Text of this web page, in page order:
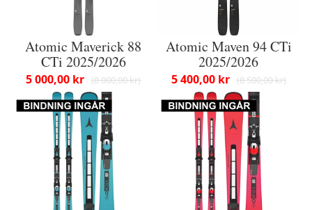
Atomic Maverick 88
CTi 2025/2026
8 000,00 kr
5 000,00 kr
Atomic Maven 94 CTi
2025/2026
8 500,00 kr
5 400,00 kr